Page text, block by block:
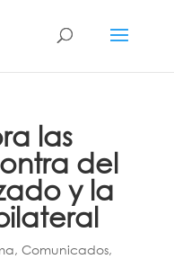
las
del
y la
, Comunicados,